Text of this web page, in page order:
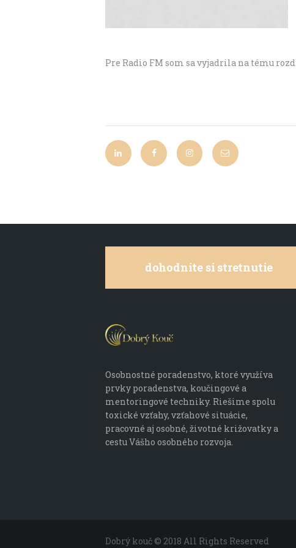
n
Pre Radio FM som sa vyjadrila na tému
dohodnite si stretnutie
Osobnostné poradenstvo, ktoré využíva
prvky poradenstva, koučingové a
mentoringové techniky. Riešime spolu
toxické vzťahy, vzťahové situácie,
pracovné aj osobné, životné križovatky a
cestu Vášho osobného rozvoja.
Dobrý kouč © 2018 All Rights Reserved